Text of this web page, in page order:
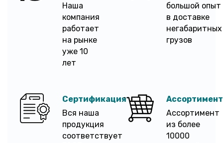
Наша
компания
работает
на рынке
уже 10
лет
большой опыт
в доставке
негабаритных
грузов
Сертификация
Вся наша
продукция
соответствует
Ассортимент
Ассортимент
из более
10000